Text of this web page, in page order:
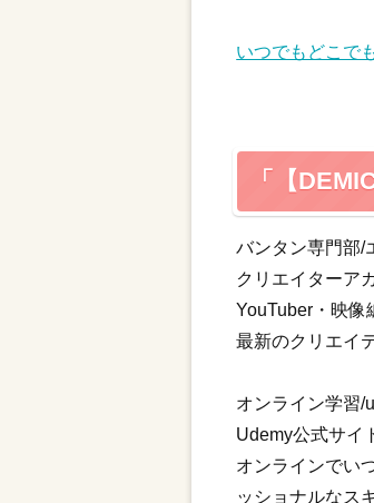
いつでもどこで
「【
バンタン専門部/
クリエイターア
YouTuber・映像
最新のクリエイ
オンライン学習/
Udemy公式サイ
オンラインでい
ッショナルなス